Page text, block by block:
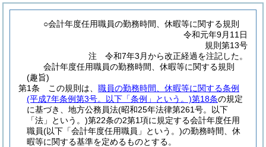
○会計年度任用職員の勤務時間、休暇等に関する規則
令和元年9月11日
規則第13号
注 令和7年3月から改正経過を注記した。
会計年度任用職員の勤務時間、休暇等に関する規則
(趣旨)
第1条
この規則は、 職員の勤務時間、休暇等に関する条例
(平成7年条例第3号。以下「条例」という。)第18条の規定
に基づき、地方公務員法(昭和25年法律第261号。以下
「法」という。)第22条の2第1項に規定する会計年度任用
職員(以下「会計年度任用職員」という。)の勤務時間、休
暇等に関する基準を定めるものとする。